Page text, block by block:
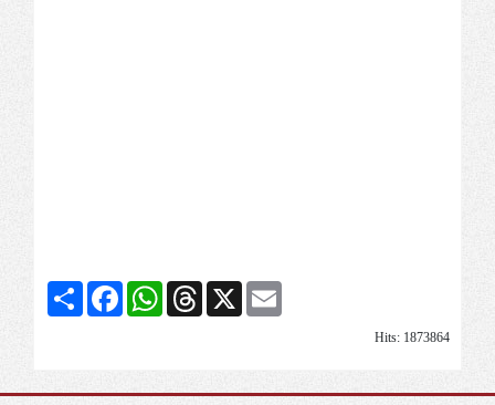
Share FacebookWhatsAppThreads
X
Hits: 1873864